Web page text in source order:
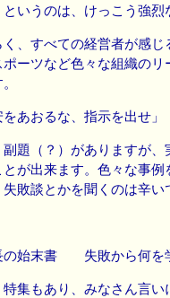
いうのは、けっこう強烈
く、すべての経営者が感
ポーツなど色々な組織の
をあおるな、指示を出せ」
副題（？）がありますが
とが出来ます。色々な事
失敗談とかを聞くのは辛
の始末書 失敗から何を
特集もあり、みなさん言